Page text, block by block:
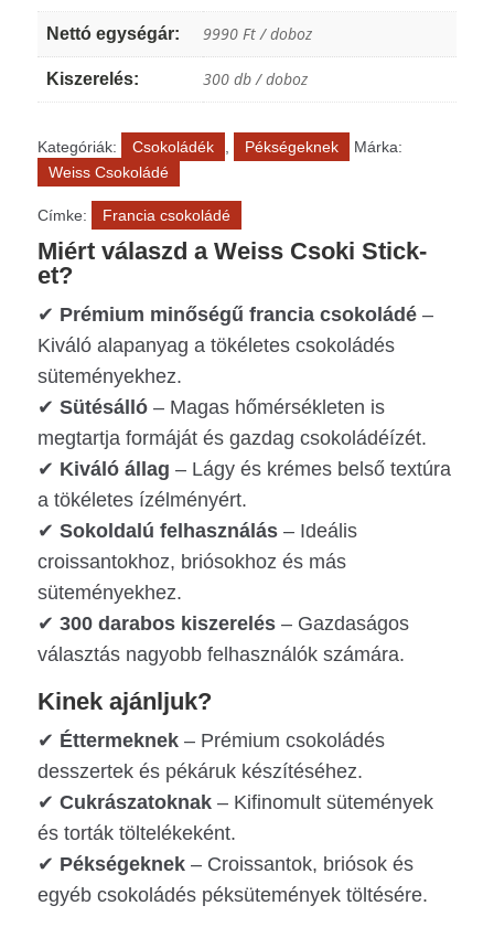
Nettó egységár: 9990 Ft / doboz
Kiszerelés: 300 db / doboz
Kategóriák: Csokoládék Pékségeknek
Márka:
Weiss Csokoládé
Címke: Francia csokoládé
Miért válaszd a Weiss Csoki Stick-
et?
✔ Prémium minőségű francia csokoládé–
Kiváló alapanyag a tökéletes csokoládés
süteményekhez.
✔ Sütésálló– Magas hőmérsékleten is
megtartja formáját és gazdag csokoládéízét.
✔ Kiváló állag – Lágy és krémes belső textúra
a tökéletes ízélményért.
✔ Sokoldalú felhasználás– Ideális
croissantokhoz, briósokhoz és más
süteményekhez.
✔ 300 darabos kiszerelés– Gazdaságos
választás nagyobb felhasználók számára.
Kinek ajánljuk?
✔ Éttermeknek– Prémium csokoládés
desszertek és pékáruk készítéséhez.
✔ Cukrászatoknak– Kifinomult sütemények
és torták töltelékeként.
✔ Pékségeknek– Croissantok, briósok és
egyéb csokoládés péksütemények töltésére.